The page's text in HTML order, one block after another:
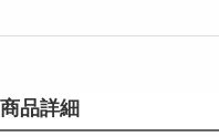
商品詳細